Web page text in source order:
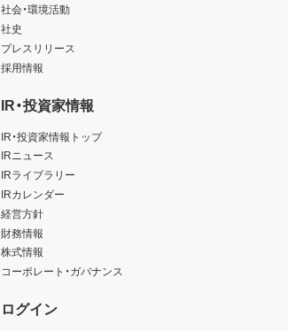
社会・環境活動
社史
プレスリリース
採用情報
IR・投資家情報
IR・投資家情報トップ
IRニュース
IRライブラリー
IRカレンダー
経営方針
財務情報
株式情報
コーポレート・ガバナンス
ログイン